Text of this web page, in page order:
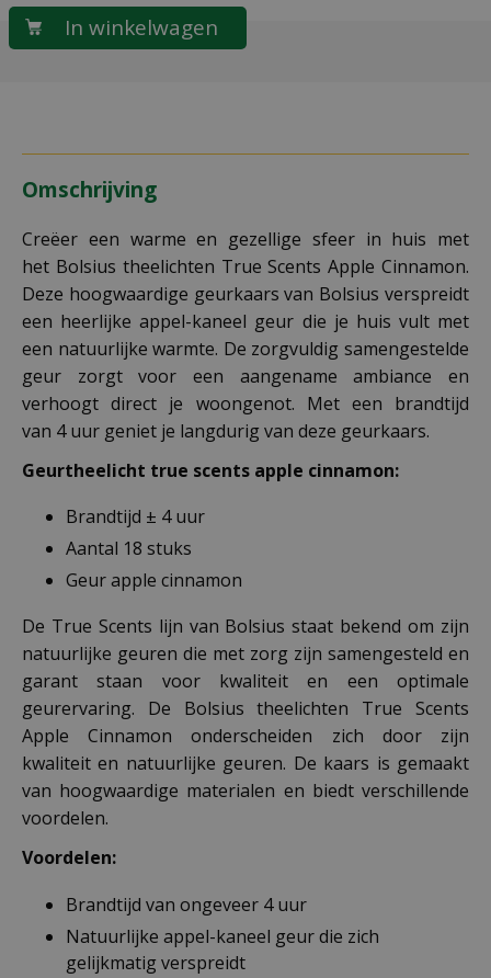
Omschrijving
Creëer een warme en gezellige sfeer in huis met
het Bolsius theelichten True Scents Apple Cinnamon.
Deze hoogwaardige geurkaars van Bolsius verspreidt
een heerlijke appel-kaneel geur die je huis vult met
een natuurlijke warmte. De zorgvuldig samengestelde
geur zorgt voor een aangename ambiance en
verhoogt direct je woongenot. Met een brandtijd
van 4 uur geniet je langdurig van deze geurkaars.
Geurtheelicht true scents apple cinnamon:
Brandtijd ± 4 uur
Aantal 18 stuks
Geur apple cinnamon
De True Scents lijn van Bolsius staat bekend om zijn
natuurlijke geuren die met zorg zijn samengesteld en
garant staan voor kwaliteit en een optimale
geurervaring. De Bolsius theelichten True Scents
Apple Cinnamon onderscheiden zich door zijn
kwaliteit en natuurlijke geuren. De kaars is gemaakt
van hoogwaardige materialen en biedt verschillende
voordelen.
Voordelen:
Brandtijd van ongeveer 4 uur
Natuurlijke appel-kaneel geur die zich
gelijkmatig verspreidt